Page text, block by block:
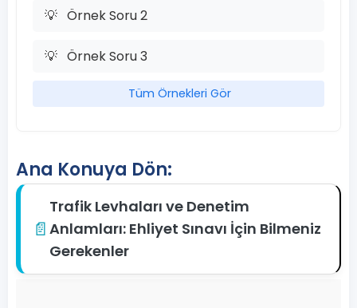
💡 Örnek Soru 2
💡 Örnek Soru 3
Tüm Örnekleri Gör
Ana Konuya Dön:
📄
Trafik Levhaları ve Denetim
Anlamları: Ehliyet Sınavı İçin Bilmeniz
Gerekenler